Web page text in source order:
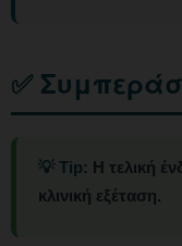
✅
💡 Tip: Η τελική
κλινική εξέταση.